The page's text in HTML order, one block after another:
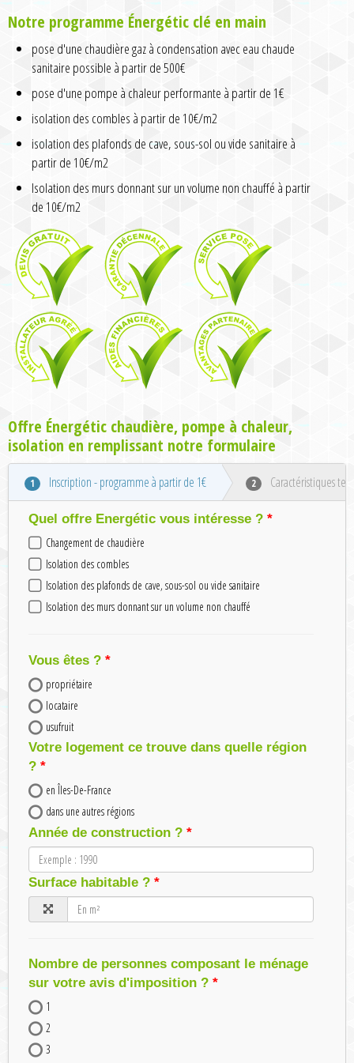
Notre programme Énergétic clé en main
pose d'une chaudière gaz à condensation avec eau chaude
sanitaire possible à partir de 500€
pose d'une pompe à chaleur performante à partir de 1€
isolation des combles à partir de 10€/m2
isolation des plafonds de cave, sous-sol ou vide sanitaire à
partir de 10€/m2
Isolation des murs donnant sur un volume non chauffé à partir
de 10€/m2
Offre Énergétic chaudière, pompe à chaleur,
isolation en remplissant notre formulaire
1 Inscription - programme à partir de 1€ 2 Caractéristiques
Quel offre Energétic vous intéresse ?
Changement de chaudière
Isolation des combles
Isolation des plafonds de cave, sous-sol ou vide sanitaire
Isolation des murs donnant sur un volume non chauffé
Vous êtes ?
propriétaire
locataire
usufruit
Votre logement ce trouve dans quelle région
?
en Îles-De-France
dans une autres régions
Année de construction ?
Surface habitable ?
Nombre de personnes composant le ménage
sur votre avis d'imposition ?
1
2
3